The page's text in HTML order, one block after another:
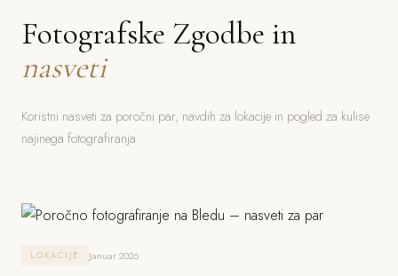
Fotografske Zgodbe in
nasveti
Koristni nasveti za poročni par, navdih za lokacije in pogled za kulise
najinega fotografiranja.
LOKACIJE Januar 2026